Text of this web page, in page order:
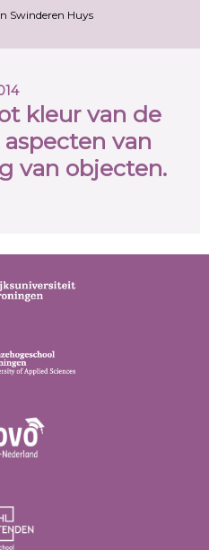
Swinderen Huys
kleur van de
van
van objecten.